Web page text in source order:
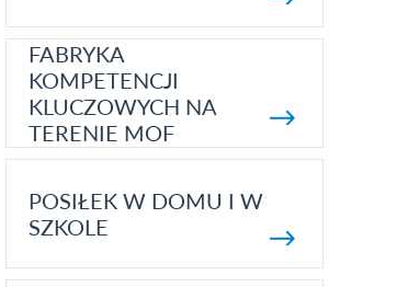
FABRYKA
KOMPETENCJI
KLUCZOWYCH NA
TERENIE MOF
POSIŁEK W DOMU I W
SZKOLE